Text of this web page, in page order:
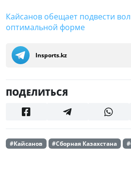
Кайсанов обещает подвести
оптимальной форме
Insports.kz
ПОДЕЛИТЬСЯ
#Кайсанов #Сборная Казахстана